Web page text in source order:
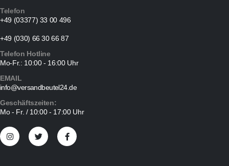
Telefon
+49 (03377) 33 00 496
+49 (030) 66 30 66 87
Telefon Hotline
Mo-Fr.: 10:00 - 16:00 Uhr
EMAIL
info@versandbeutel24.de
Geschäftszeiten:
Mo - Fr. / 10:00 - 17:00 Uhr